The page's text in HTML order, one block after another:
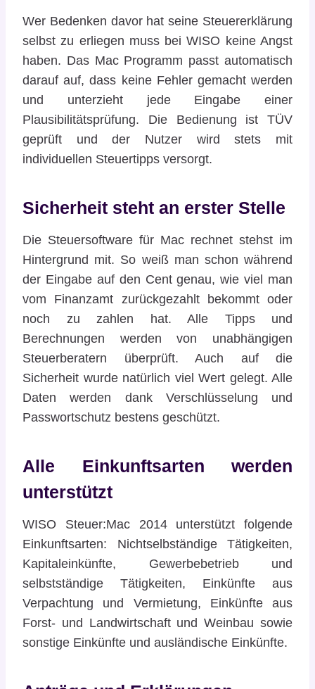
Wer Bedenken davor hat seine Steuererklärung
selbst zu erliegen muss bei WISO keine Angst
haben. Das Mac Programm passt automatisch
darauf auf, dass keine Fehler gemacht werden
und unterzieht jede Eingabe einer
Plausibilitätsprüfung. Die Bedienung ist TÜV
geprüft und der Nutzer wird stets mit
individuellen Steuertipps versorgt.
Sicherheit steht an erster Stelle
Die Steuersoftware für Mac rechnet stehst im
Hintergrund mit. So weiß man schon während
der Eingabe auf den Cent genau, wie viel man
vom Finanzamt zurückgezahlt bekommt oder
noch zu zahlen hat. Alle Tipps und
Berechnungen werden von unabhängigen
Steuerberatern überprüft. Auch auf die
Sicherheit wurde natürlich viel Wert gelegt. Alle
Daten werden dank Verschlüsselung und
Passwortschutz bestens geschützt.
Alle Einkunftsarten werden
unterstützt
WISO Steuer:Mac 2014 unterstützt folgende
Einkunftsarten: Nichtselbständige Tätigkeiten,
Kapitaleinkünfte, Gewerbebetrieb und
selbstständige Tätigkeiten, Einkünfte aus
Verpachtung und Vermietung, Einkünfte aus
Forst- und Landwirtschaft und Weinbau sowie
sonstige Einkünfte und ausländische Einkünfte.